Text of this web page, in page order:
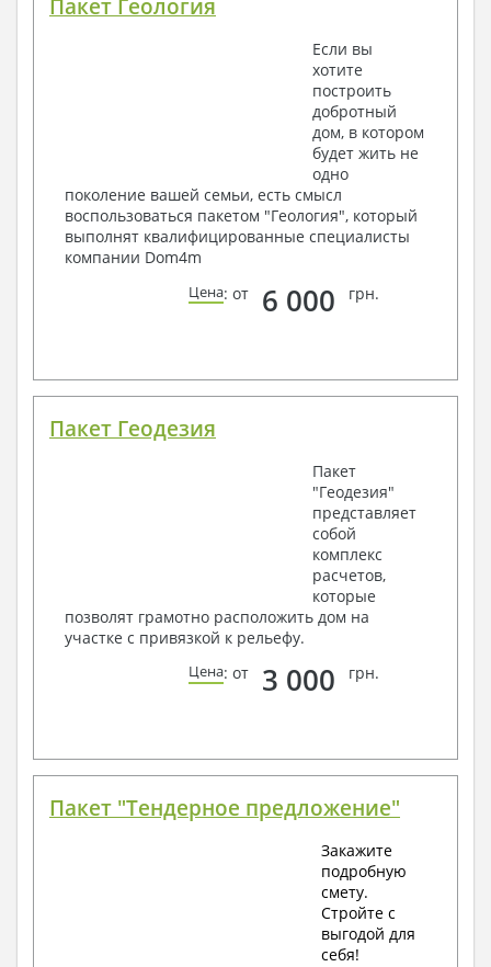
Пакет Геология
Если вы
хотите
построить
добротный
дом, в котором
будет жить не
одно
поколение вашей семьи, есть смысл
воспользоваться пакетом "Геология", который
выполнят квалифицированные специалисты
компании Dom4m
Цена: от 6 000 грн.
Пакет Геодезия
Пакет
"Геодезия"
представляет
собой
комплекс
расчетов,
которые
позволят грамотно расположить дом на
участке с привязкой к рельефу.
Цена: от 3 000 грн.
Пакет "Тендерное предложение"
Закажите
подробную
смету.
Стройте с
выгодой для
себя!